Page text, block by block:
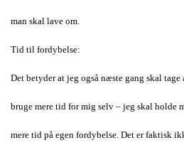
man skal lave om.
Tid til fordybelse:
Det betyder at jeg også næste gang skal tage
bruge mere tid for mig selv – jeg skal holde
mere tid på egen fordybelse. Det er faktisk